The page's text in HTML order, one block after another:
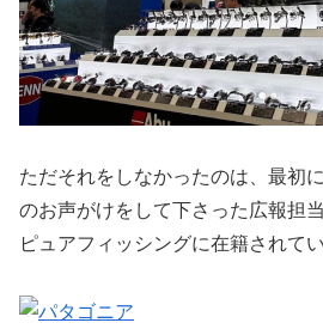
ただそれをしなかったのは、最初
のお声がけをして下さった広報担
ピュアフィッシングに在籍されてい